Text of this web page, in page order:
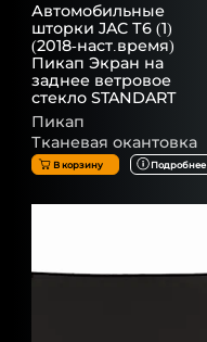
Автомобильные
шторки JAC Т6 (1)
(2018-наст.время)
Пикап Экран на
заднее ветровое
стекло STANDART
Пикап
Тканевая окантовка
В корзину Подробнее